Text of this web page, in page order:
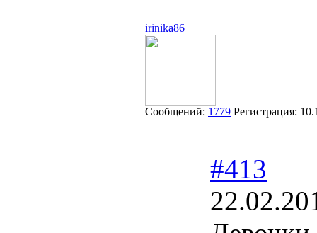
irinika86
Сообщений: 1779 Регистрация:
#413